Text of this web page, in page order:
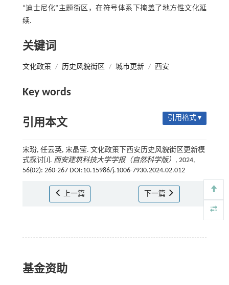
“迪士尼化”主题街区，在符号体系下掩盖了地方性文化延
续.
关键词
文化政策 / 历史风貌街区 / 城市更新 / 西安
Key words
引用本文 引用格式 ▾
宋玢, 任云英, 宋晶莹. 文化政策下西安历史风貌街区更新模
式探讨[J]. 西安建筑科技大学学报（自然科学版） , 2024,
56(02): 260-267 DOI:10.15986/j.1006-7930.2024.02.012
上一篇 下一篇
基金资助